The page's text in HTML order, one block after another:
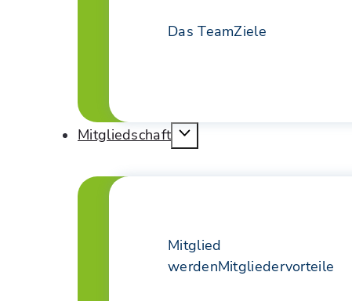
Das TeamZiele
Mitgliedschaft
Mitglied
werdenMitgliedervorteile